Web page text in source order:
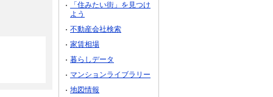
「住みたい街」を見つけ
よう
不動産会社検索
家賃相場
暮らしデータ
マンションライブラリー
地図情報